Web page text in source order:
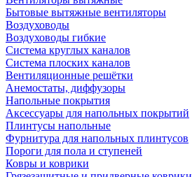
Бытовые вытяжные вентиляторы
Воздуховоды
Воздуховоды гибкие
Система круглых каналов
Система плоских каналов
Вентиляционные решётки
Анемостаты, диффузоры
Напольные покрытия
Аксессуары для напольных покрытий
Плинтусы напольные
Фурнитура для напольных плинтусов
Пороги для пола и ступеней
Ковры и коврики